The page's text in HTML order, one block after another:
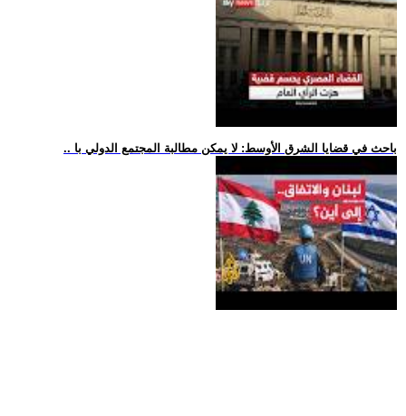
.. باحث في قضايا الشرق الأوسط: لا يمكن مطالبة المجتمع الدولي با